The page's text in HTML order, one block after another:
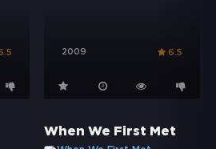
2009 6.5
When We First Met